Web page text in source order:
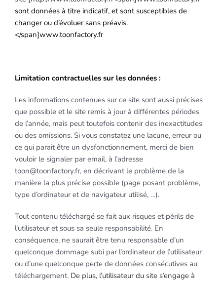
sont données à titre indicatif, et sont susceptibles de
changer ou d’évoluer sans préavis.
</span]www.toonfactory.fr
Limitation contractuelles sur les données :
Les informations contenues sur ce site sont aussi précises
que possible et le site remis à jour à différentes périodes
de l’année, mais peut toutefois contenir des inexactitudes
ou des omissions. Si vous constatez une lacune, erreur ou
ce qui parait être un dysfonctionnement, merci de bien
vouloir le signaler par email, à l’adresse
toon@toonfactory.fr, en décrivant le problème de la
manière la plus précise possible (page posant problème,
type d’ordinateur et de navigateur utilisé, …).
Tout contenu téléchargé se fait aux risques et périls de
l’utilisateur et sous sa seule responsabilité. En
conséquence, ne saurait être tenu responsable d’un
quelconque dommage subi par l’ordinateur de l’utilisateur
ou d’une quelconque perte de données consécutives au
téléchargement. De plus, l’utilisateur du site s’engage à